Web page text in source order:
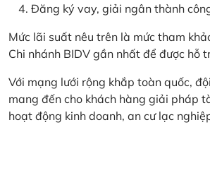
Đăng ký vay, giải ngân thành
Mức lãi suất nêu trên là mức tham
Chi nhánh BIDV gần nhất để được hỗ
Với mạng lưới rộng khắp toàn quốc,
mang đến cho khách hàng giải pháp
hoạt động kinh doanh, an cư lạc